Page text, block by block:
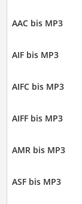
AAC bis MP3
AIF bis MP3
AIFC bis MP3
AIFF bis MP3
AMR bis MP3
ASF bis MP3